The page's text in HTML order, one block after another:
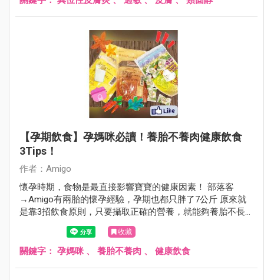
【孕期飲食】孕媽咪必讀！養胎不養肉健康飲食
3Tips！
作者：Amigo
懷孕時期，食物是最直接影響寶寶的健康因素！ 部落客
→Amigo有兩胎的懷孕經驗，孕期也都只胖了7公斤 原來就
是靠3招飲食原則，只要攝取正確的營養，就能夠養胎不長
收藏
關鍵字： 孕媽咪 、 養胎不養肉 、 健康飲食